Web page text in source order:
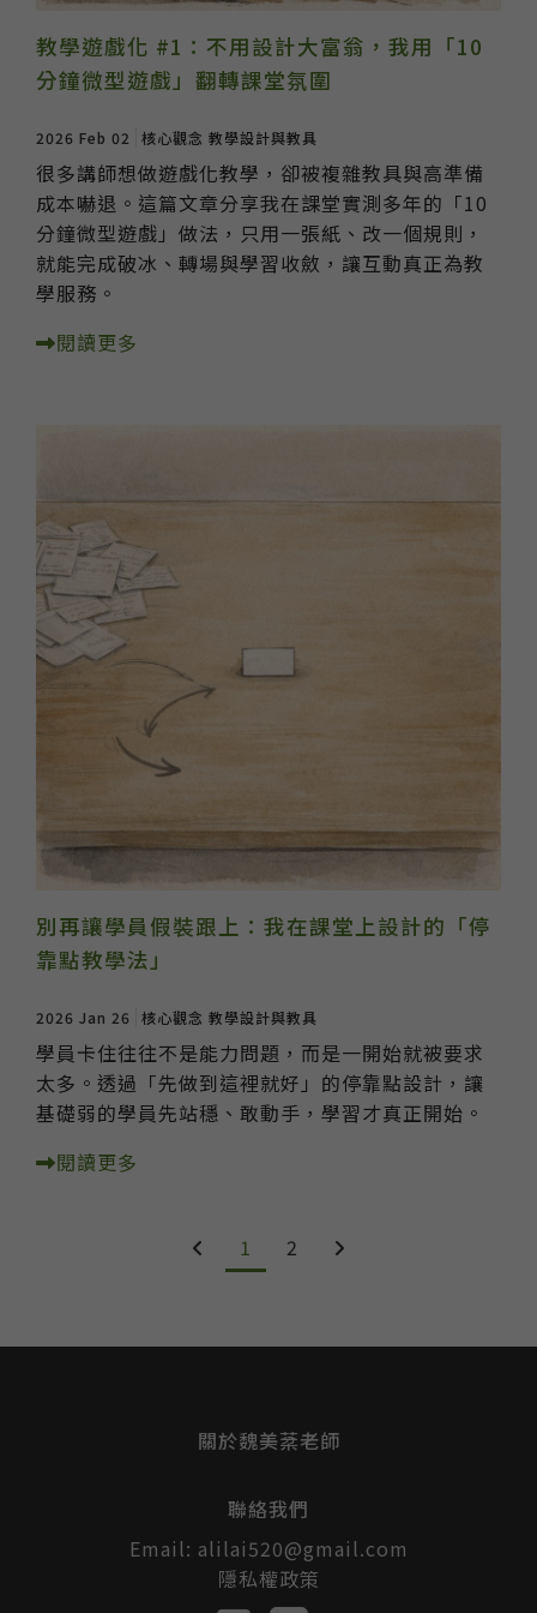
教學遊戲化 #1：不用設計大富翁，我用「10
分鐘微型遊戲」翻轉課堂氛圍
2026 Feb 02 核心觀念 教學設計與教具
很多講師想做遊戲化教學，卻被複雜教具與高準備
成本嚇退。這篇文章分享我在課堂實測多年的「10
分鐘微型遊戲」做法，只用一張紙、改一個規則，
就能完成破冰、轉場與學習收斂，讓互動真正為教
學服務。
閱讀更多
別再讓學員假裝跟上：我在課堂上設計的「停
靠點教學法」
2026 Jan 26 核心觀念 教學設計與教具
學員卡住往往不是能力問題，而是一開始就被要求
太多。透過「先做到這裡就好」的停靠點設計，讓
基礎弱的學員先站穩、敢動手，學習才真正開始。
閱讀更多
1 2
關於魏美棻老師
聯絡我們
Email: alilai520@gmail.com
隱私權政策